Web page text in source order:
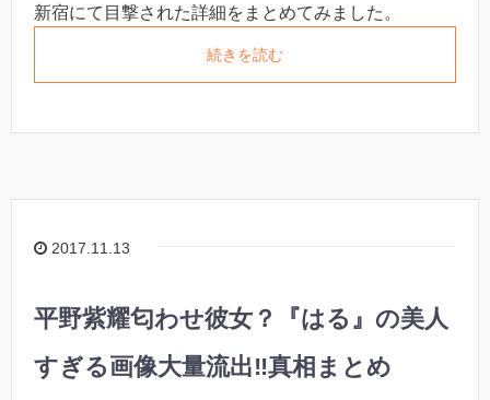
新宿にて目撃された詳細をまとめてみました。
続きを読む
2017.11.13
平野紫耀匂わせ彼女？『はる』の美人
すぎる画像大量流出‼︎真相まとめ